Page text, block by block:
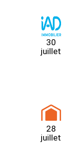
30
juillet
28
juillet